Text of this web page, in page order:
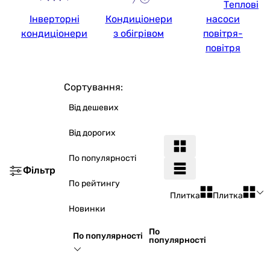
Інверторні
кондиціонери
Кондиціонери
з обігрівом
Теплові
насоси
повітря-
повітря
Фільтр
Сортування:
Від дешевих
Від дорогих
По популярності
По рейтингу
Новинки
По популярності
По
популярності
Плитка Плитка